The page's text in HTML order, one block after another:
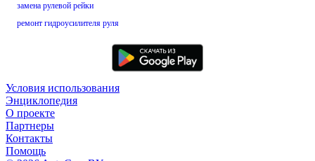
замена рулевой рейки
ремонт гидроусилителя руля
Условия использования
Энциклопедия
О проекте
Партнеры
Контакты
Помощь